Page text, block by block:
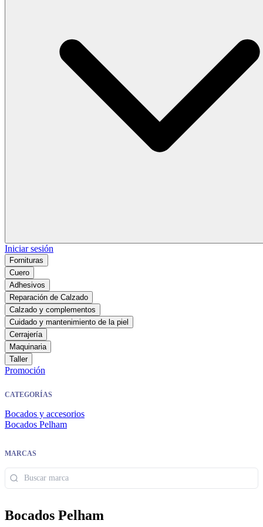
Iniciar sesión
Fornituras
Cuero
Adhesivos
Reparación de Calzado
Calzado y complementos
Cuidado y mantenimiento de la piel
Cerrajería
Maquinaria
Taller
Promoción
CATEGORÍAS
Bocados y accesorios
Bocados Pelham
MARCAS
Bocados Pelham